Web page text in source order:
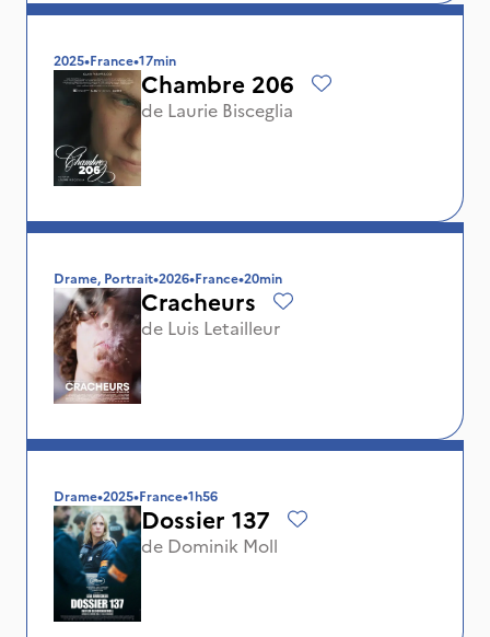
2025•France•17min
Chambre 206
de Laurie Bisceglia
Drame, Portrait•2026•France•20min
Cracheurs
de Luis Letailleur
Drame•2025•France•1h56
Dossier 137
de Dominik Moll